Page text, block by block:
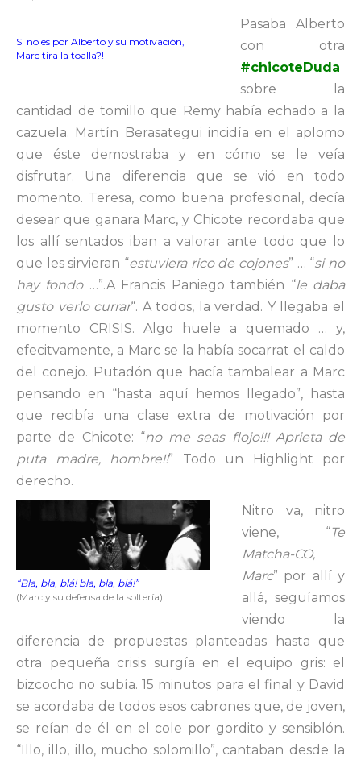
Si no es por Alberto y su motivación,
Marc tira la toalla?!
Pasaba Alberto
con otra
#chicoteDuda
sobre la
cantidad de tomillo que Remy había echado a la
cazuela. Martín Berasategui incidía en el aplomo
que éste demostraba y en cómo se le veía
disfrutar. Una diferencia que se vió en todo
momento. Teresa, como buena profesional, decía
desear que ganara Marc, y Chicote recordaba que
los allí sentados iban a valorar ante todo que lo
que les sirvieran “estuviera rico de cojones” … “si no
hay fondo…”.A Francis Paniego también “le daba
gusto verlo currar“. A todos, la verdad. Y llegaba el
momento CRISIS. Algo huele a quemado … y,
efecitvamente, a Marc se la había socarrat el caldo
del conejo. Putadón que hacía tambalear a Marc
pensando en “hasta aquí hemos llegado”, hasta
que recibía una clase extra de motivación por
parte de Chicote: “no me seas flojo!!! Aprieta de
puta madre, hombre!!” Todo un Highlight por
derecho.
“Bla, bla, blá! bla, bla, blá!”
(Marc y su defensa de la soltería)
Nitro va, nitro
viene, “Te
Matcha-CO,
Marc” por allí y
allá, seguíamos
viendo la
diferencia de propuestas planteadas hasta que
otra pequeña crisis surgía en el equipo gris: el
bizcocho no subía. 15 minutos para el final y David
se acordaba de todos esos cabrones que, de joven,
se reían de él en el cole por gordito y sensiblón.
“Illo, illo, illo, mucho solomillo”, cantaban desde la